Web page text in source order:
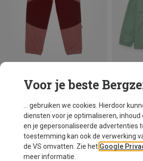
Je bespaart 40% Je
Voor je beste
... gebruiken we cookies. Hierdoor
diensten voor je optimaliseren,
en je gepersonaliseerde advertenties
toestemming kan ook de verwerking
de VS omvatten. Zie het Google
meer informatie.